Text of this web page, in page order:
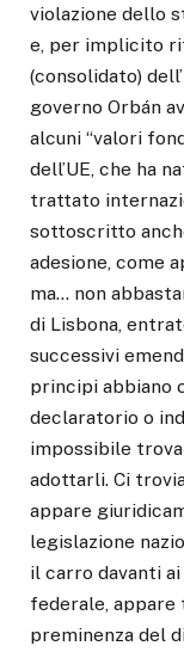
violazione dello
e, per implicito
(consolidato)
governo Orbán
alcuni “valori
dell’UE, che ha
trattato
sottoscritto
adesione, come
ma… non
di Lisbona,
successivi
principi abbiano
declaratorio o
impossibile
adottarli. Ci
appare
legislazione
il carro davanti ai
federale,
preminenza del